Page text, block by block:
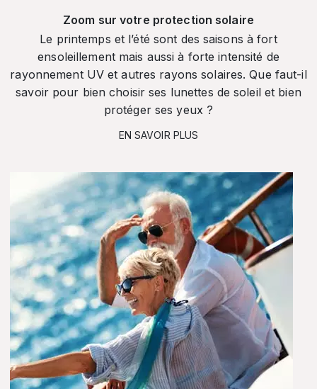
Zoom sur votre protection solaire
Le printemps et l’été sont des saisons à fort
ensoleillement mais aussi à forte intensité de
rayonnement UV et autres rayons solaires. Que faut-il
savoir pour bien choisir ses lunettes de soleil et bien
protéger ses yeux ?
EN SAVOIR PLUS